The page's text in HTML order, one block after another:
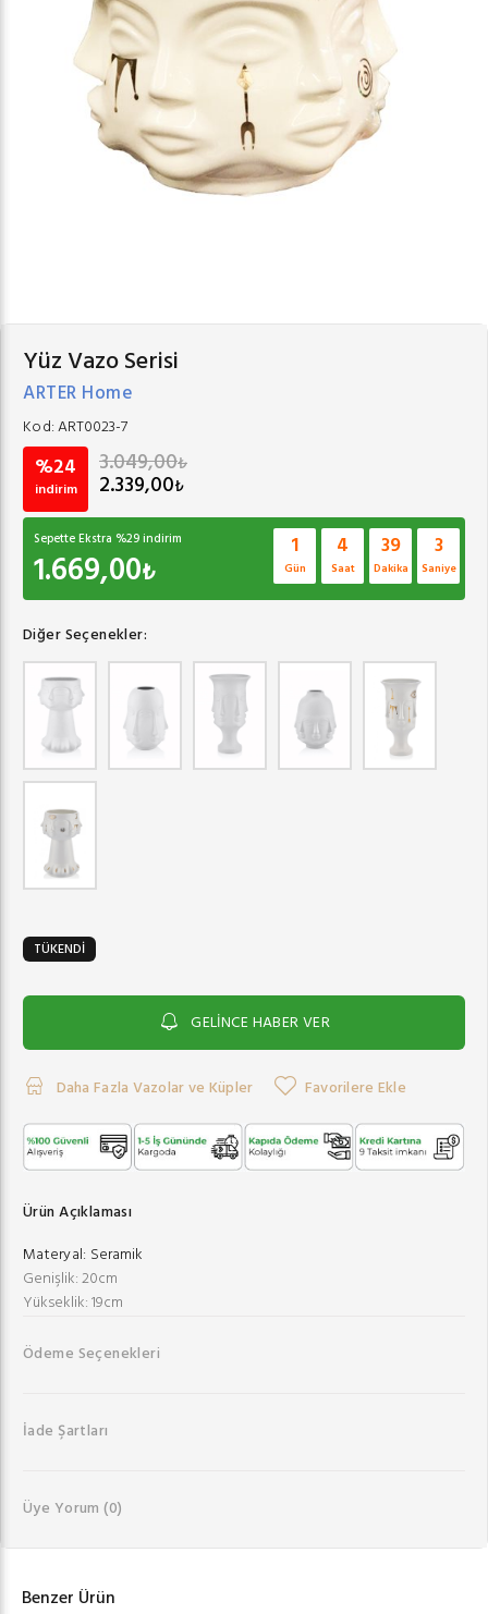
Yüz Vazo Serisi
ARTER Home
Kod:ART0023-7
%24
indirim
3.049,00₺
2.339,00₺
Sepette Ekstra %29indirim
1.669,00₺
1
Gün
4
Saat
39
Dakika
2
Saniye
Diğer Seçenekler:
TÜKENDİ
GELİNCE HABER VER
Daha Fazla Vazolar ve Küpler Favorilere Ekle
Ürün Açıklaması
Materyal: Seramik
Genişlik: 20cm
Yükseklik: 19cm
Ödeme Seçenekleri
İade Şartları
Üye Yorum(0)
Benzer Ürün